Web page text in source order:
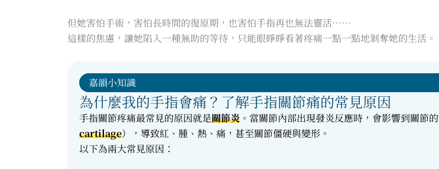
但她害怕手術，害怕長時間的復原期，也害怕手指再也無法靈活……
這樣的焦慮，讓她陷入一種無助的等待，只能眼睜睜看著疼痛一點一點地剝奪她的生活。
嘉韻小知識
為什麼我的手指會痛？了解手指關節痛的常見原因
手指關節疼痛最常見的原因就是關節炎 。當關節內部出現發炎反應時，會影響到關節
cartilage），導致紅、腫、熱、痛，甚至關節僵硬與變形。
以下為兩大常見原因：